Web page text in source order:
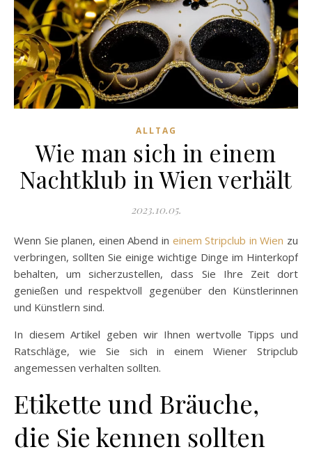
ALLTAG
Wie man sich in einem
Nachtklub in Wien verhält
2023.10.05.
Wenn Sie planen, einen Abend in einem Stripclub in Wien zu
verbringen, sollten Sie einige wichtige Dinge im Hinterkopf
behalten, um sicherzustellen, dass Sie Ihre Zeit dort
genießen und respektvoll gegenüber den Künstlerinnen
und Künstlern sind.
In diesem Artikel geben wir Ihnen wertvolle Tipps und
Ratschläge, wie Sie sich in einem Wiener Stripclub
angemessen verhalten sollten.
Etikette und Bräuche,
die Sie kennen sollten